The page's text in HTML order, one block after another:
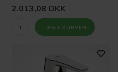
2.013,08 DKK